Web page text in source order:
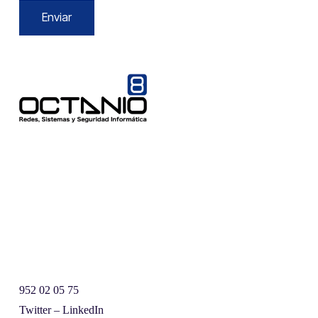
952 02 05 75
Twitter– LinkedIn